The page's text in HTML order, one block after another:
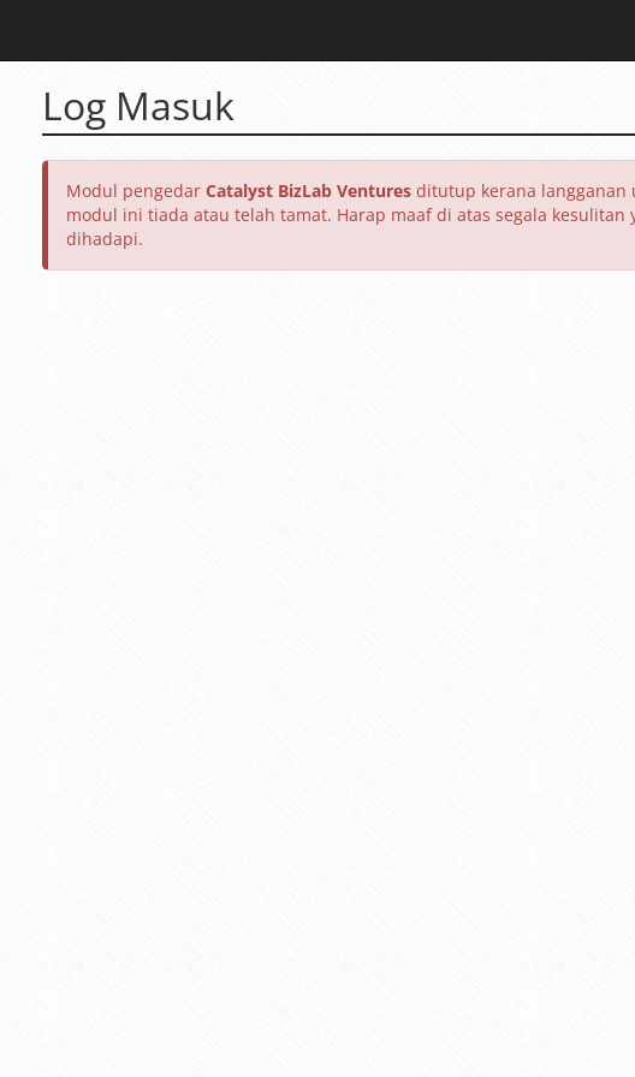
Log Masuk
Modul pengedar Catalyst BizLab Venturesditutup kerana langganan
modul ini tiada atau telah tamat. Harap maaf di atas segala kesulitan
dihadapi.